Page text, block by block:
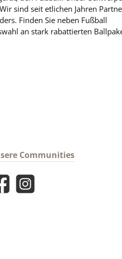
sind seit etlichen Jahren
Finden Sie neben Fußball
an stark rabattierten
Communities
Instagram